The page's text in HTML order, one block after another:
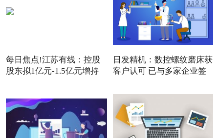
每日焦点!江苏有线：控股
股东拟1亿元-1.5亿元增持
日发精机：数控螺纹磨床获
客户认可 已与多家企业签